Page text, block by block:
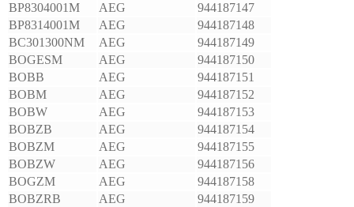
BP8304001M
AEG
944187147
BP8314001M
AEG
944187148
BC301300NM
AEG
944187149
BOGESM
AEG
944187150
BOBB
AEG
944187151
BOBM
AEG
944187152
BOBW
AEG
944187153
BOBZB
AEG
944187154
BOBZM
AEG
944187155
BOBZW
AEG
944187156
BOGZM
AEG
944187158
BOBZRB
AEG
944187159